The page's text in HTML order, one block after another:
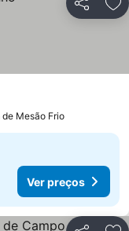
Partilhar
Mesão Frio
Ver preços